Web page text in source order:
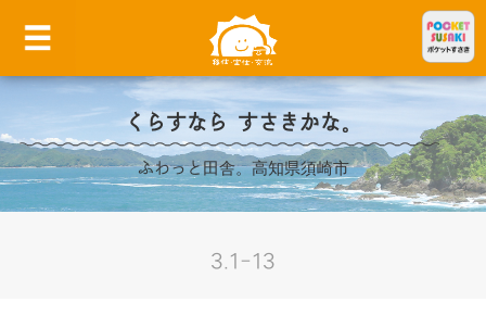
くらすなら すさきかな。
ふわっと田舎。高知県須崎市
3.1-13